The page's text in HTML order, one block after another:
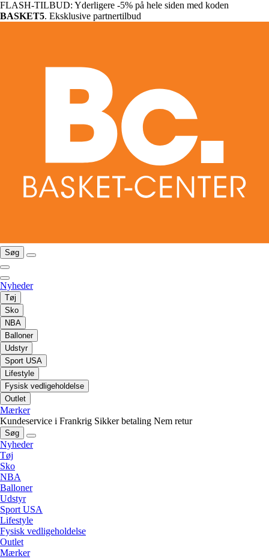
FLASH-TILBUD: Yderligere -5% på hele siden med koden
BASKET5. Eksklusive partnertilbud
Søg
Nyheder
Tøj
Sko
NBA
Balloner
Udstyr
Sport USA
Lifestyle
Fysisk vedligeholdelse
Outlet
Mærker
Kundeservice i Frankrig Sikker betaling Nem retur
Søg
Nyheder
Tøj
Sko
NBA
Balloner
Udstyr
Sport USA
Lifestyle
Fysisk vedligeholdelse
Outlet
Mærker